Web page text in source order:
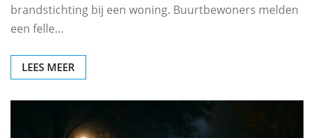
brandstichting bij een woning. Buurtbewoners melden
een felle…
LEES MEER